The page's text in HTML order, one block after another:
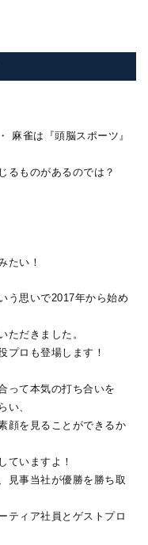
麻雀は『頭脳スポーツ』
るものがあるのでは？
たい！
う思いで2017年から始め
ただきました。
プロも登場します！
って本気の打ち合いを
い、
顔を見ることができるか
ていますよ！
見事当社が優勝を勝ち取
ティア社員とゲストプロ